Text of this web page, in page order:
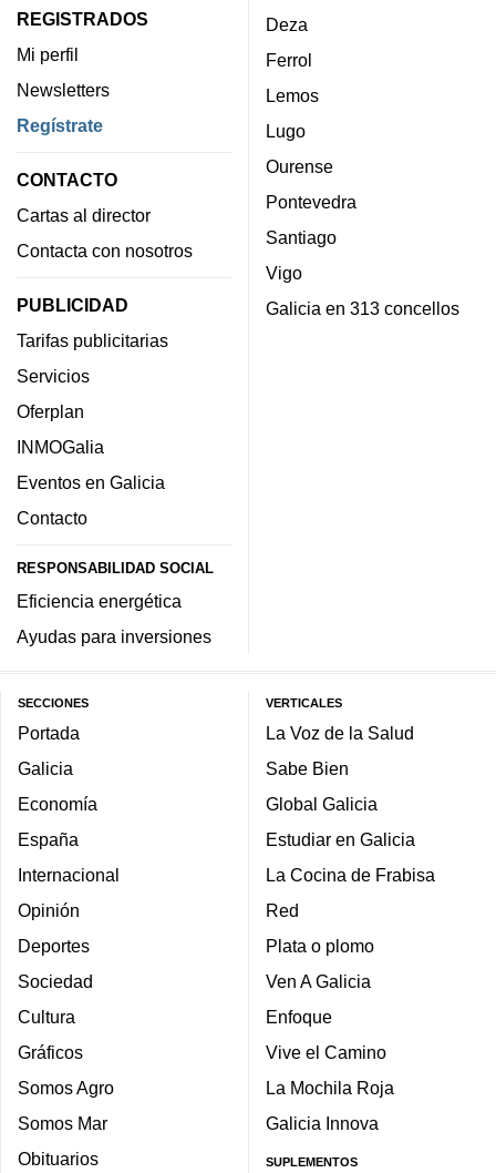
REGISTRADOS
Mi perfil
Newsletters
Regístrate
CONTACTO
Cartas al director
Contacta con nosotros
PUBLICIDAD
Tarifas publicitarias
Servicios
Oferplan
INMOGalia
Eventos en Galicia
Contacto
RESPONSABILIDAD SOCIAL
Eficiencia energética
Ayudas para inversiones
Deza
Ferrol
Lemos
Lugo
Ourense
Pontevedra
Santiago
Vigo
Galicia en 313 concellos
SECCIONES
Portada
Galicia
Economía
España
Internacional
Opinión
Deportes
Sociedad
Cultura
Gráficos
Somos Agro
Somos Mar
Obituarios
VERTICALES
La Voz de la Salud
Sabe Bien
Global Galicia
Estudiar en Galicia
La Cocina de Frabisa
Red
Plata o plomo
Ven A Galicia
Enfoque
Vive el Camino
La Mochila Roja
Galicia Innova
SUPLEMENTOS